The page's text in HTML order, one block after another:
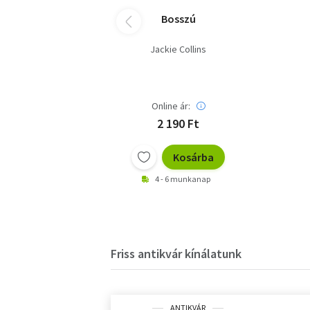
Bosszú
Jackie Collins
Online ár:
2 190 Ft
Kosárba
4 - 6 munkanap
Friss antikvár kínálatunk
ANTIKVÁR